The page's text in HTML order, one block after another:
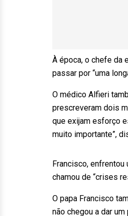
À época, o chefe da
passar por “uma
O médico Alfieri
prescreveram dois
que exijam esforço
muito importante”,
Francisco,
chamou de “crises
O papa Francisco
não chegou a dar